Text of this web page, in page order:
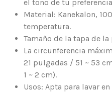
el tono de tu
Material: Kanekalon,
temperatura.
Tamaño de la tapa de
La circunferencia
21 pulgadas / 51 ~ 53
1 ~ 2 cm).
Usos: Apta para lavar